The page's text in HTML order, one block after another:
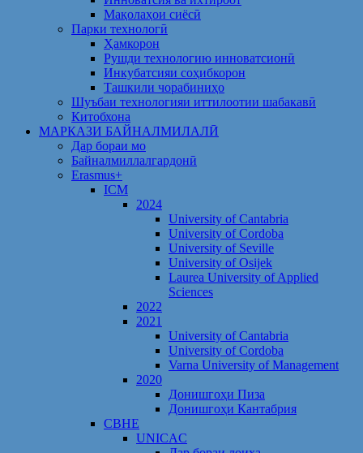
Мақолаҳои сиёсӣ
Парки технологӣ
Ҳамкорон
Рушди технологию инноватсионӣ
Инкубатсияи соҳибкорон
Ташкили чорабиниҳо
Шуъбаи технологияи иттилоотии шабакавӣ
Китобхона
МАРКАЗИ БАЙНАЛМИЛАЛӢ
Дар бораи мо
Байналмиллалгардонӣ
Erasmus+
ICM
2024
University of Cantabria
University of Cordoba
University of Seville
University of Osijek
Laurea University of Applied
Sciences
2022
2021
University of Cantabria
University of Cordoba
Varna University of Management
2020
Донишгоҳи Пиза
Донишгоҳи Кантабрия
CBHE
UNICAC